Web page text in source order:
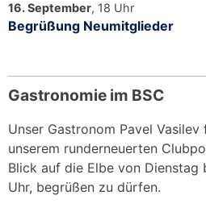
16. September, 18 Uhr
Begrüßung Neumitglieder
Gastronomie im BSC
Unser Gastronom Pavel
unserem runderneuerten
Blick auf die Elbe von Dienstag
Uhr, begrüßen zu dürfen.